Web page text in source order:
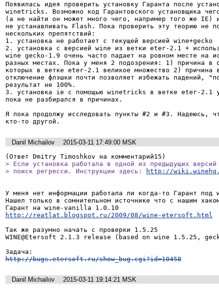
Появилась идея проверить установку Гаранта после
winetricks. Возможно код Гарантовского установщика
(а не найти он может много чего, например того же IE)
не устанавливать Flash. Пока проверить эту теорию не
нескольких препятствий:
1. установка не работает с текущей версией wine+gecko
2. установка с версией wine из ветки eter-2.1 +
wine gecko-1.9 очень часто падает на ровном месте на
разных местах. Пока у меня 2 подозрения: 1) причина в
которых в ветке eter-2.1 великое множество 2) причина
отключение флэшки почти позволяет избежать падений,
результат не 100%.
3. установка ie с помощью winetricks в ветке eter-2.1 у
пока не разбирался в причинах.
Я пока продолжу исследовать пункты #2 и #3. Надеюсь,
кто-то другой.
Danil Michailov
2015-03-11 17:49:00 MSK
> Если установка работала в одной из предыдущих
> поиск регресси. Инструкции здесь:
http://
У меня нет информации работала ли когда-то Гарант
Нашел только в сомнительном источнике что с нашим
http://reatlat.blogspot.ru/2009/08/wine-etersoft.html
Так же разумно начать с проверки 1.5.25
WINE@Etersoft 2.1.3 release (based on wine 1.5.25,
http://bugs.etersoft.ru/show_bug.cgi?id=10458
Danil Michailov
2015-03-11 19:14:21 MSK